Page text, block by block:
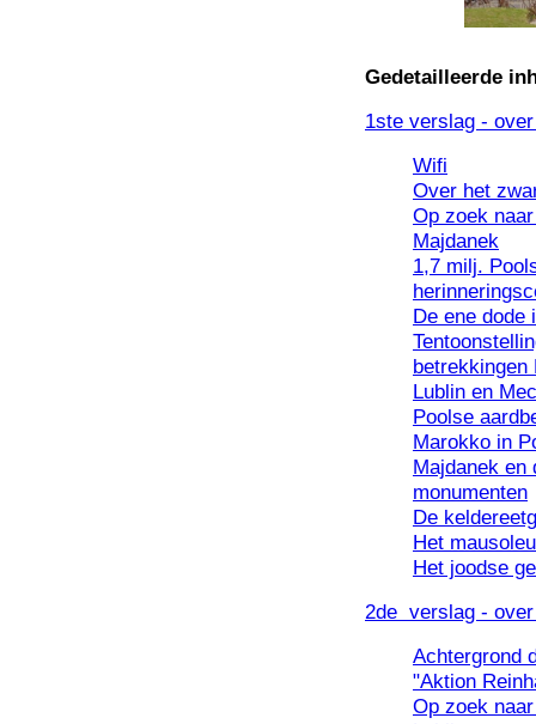
Gedetailleerde
1ste verslag -
Wifi
Over het
Op zoek
Majdanek
1,7 milj.
De ene dode
betrekkingen
Lublin en
Poolse
Marokko in
Majdanek en
monumenten
De
Het
Het joodse
2de verslag -
Achtergrond
"Aktion
Op zoek